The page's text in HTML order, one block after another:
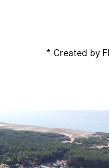
* Created by